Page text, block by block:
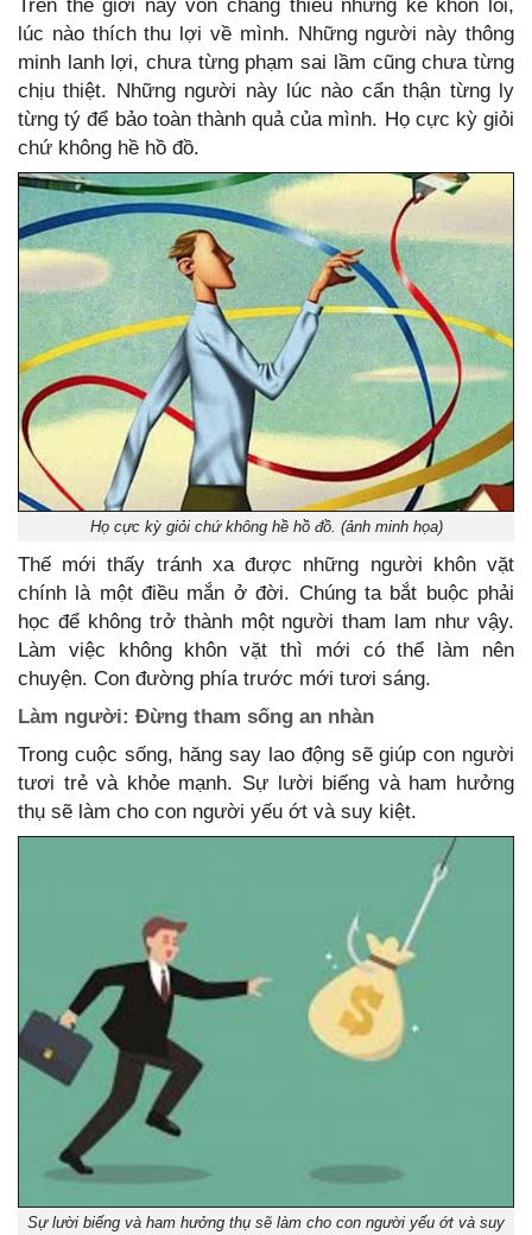
Trên thế giới này vốn chẳng thiếu những kẻ khôn lỏi,
lúc nào thích thu lợi về mình. Những người này thông
minh lanh lợi, chưa từng phạm sai lầm cũng chưa từng
chịu thiệt. Những người này lúc nào cẩn thận từng ly
từng tý để bảo toàn thành quả của mình. Họ cực kỳ giỏi
chứ không hề hồ đồ.
Họ cực kỳ giỏi chứ không hề hồ đồ. (ảnh minh họa)
Thế mới thấy tránh xa được những người khôn vặt
chính là một điều mắn ở đời. Chúng ta bắt buộc phải
học để không trở thành một người tham lam như vậy.
Làm việc không khôn vặt thì mới có thể làm nên
chuyện. Con đường phía trước mới tươi sáng.
Làm người: Đừng tham sống an nhàn
Trong cuộc sống, hăng say lao động sẽ giúp con người
tươi trẻ và khỏe mạnh. Sự lười biếng và ham hưởng
thụ sẽ làm cho con người yếu ớt và suy kiệt.
Sự lười biếng và ham hưởng thụ sẽ làm cho con người yếu ớt và suy